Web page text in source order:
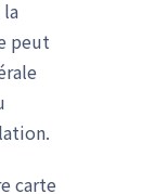
peut
carte